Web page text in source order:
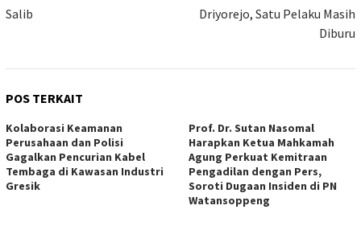
Salib
Driyorejo, Satu Pelaku Masih
Diburu
POS TERKAIT
Kolaborasi Keamanan
Perusahaan dan Polisi
Gagalkan Pencurian Kabel
Tembaga di Kawasan Industri
Gresik
Prof. Dr. Sutan Nasomal
Harapkan Ketua Mahkamah
Agung Perkuat Kemitraan
Pengadilan dengan Pers,
Soroti Dugaan Insiden di PN
Watansoppeng